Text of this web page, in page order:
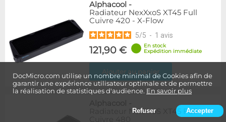
DocMicro.com utilise un nombre minimal de Cookies afin de
garantir une expérience utilisateur optimale et de permettre
la réalisation de statistiques d'audience. En savoir plus
Refuser Accepter
Alphacool -
Radiateur NexXxoS XT45 Full
Cuivre 420 - X-Flow
5/5 - 1 avis
121,90 €
En stock
Expédition immédiate
Ajouter au panier
Radiateur NexXxoS XT45 Full